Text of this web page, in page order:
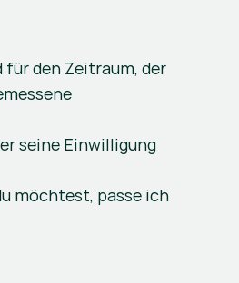
den Zeitraum, der
seine Einwilligung
möchtest, passe ich